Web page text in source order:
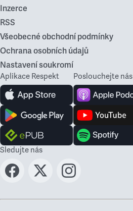
Inzerce
RSS
Všeobecné obchodní podmínky
Ochrana osobních údajů
Nastavení soukromí
Aplikace Respekt Poslouchejte nás
Sledujte nás